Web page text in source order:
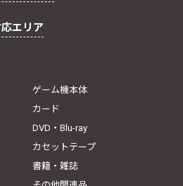
エリア
ゲーム機本体
カード
DVD・Blu-ray
カセットテープ
書籍・雑誌